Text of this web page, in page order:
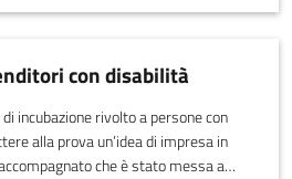
con disabilità
incubazione rivolto a persone con
alla prova un’idea di impresa in
che è stato messa a